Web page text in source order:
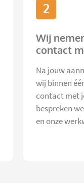
2
Wij
contact
Na jouw
wij binnen
contact met
bespreken
en onze